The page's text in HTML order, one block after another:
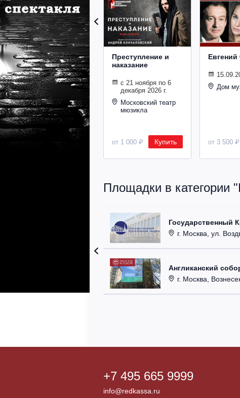
Преступление и
наказание
с 21 ноября по 6
декабря 2026 г.
Московский театр
мюзикла
от 1 000 ₽ Купить
Евгений
Дом
от 3 500 ₽
Площадки в категории
Государственный
г. Москва, ул.
Англиканский
г. Москва,
+7 495 665 9999
info@redkassa.ru